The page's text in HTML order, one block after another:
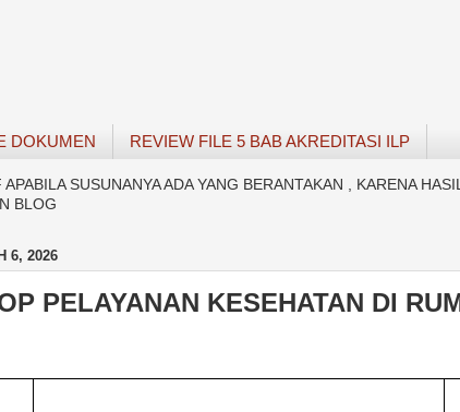
DOKUMEN REVIEW FILE 5 BAB AKREDITASI ILP
SUSUNANYA ADA YANG BERANTAKAN , KARENA
BLOG
6, 2026
PELAYANAN KESEHATAN DI